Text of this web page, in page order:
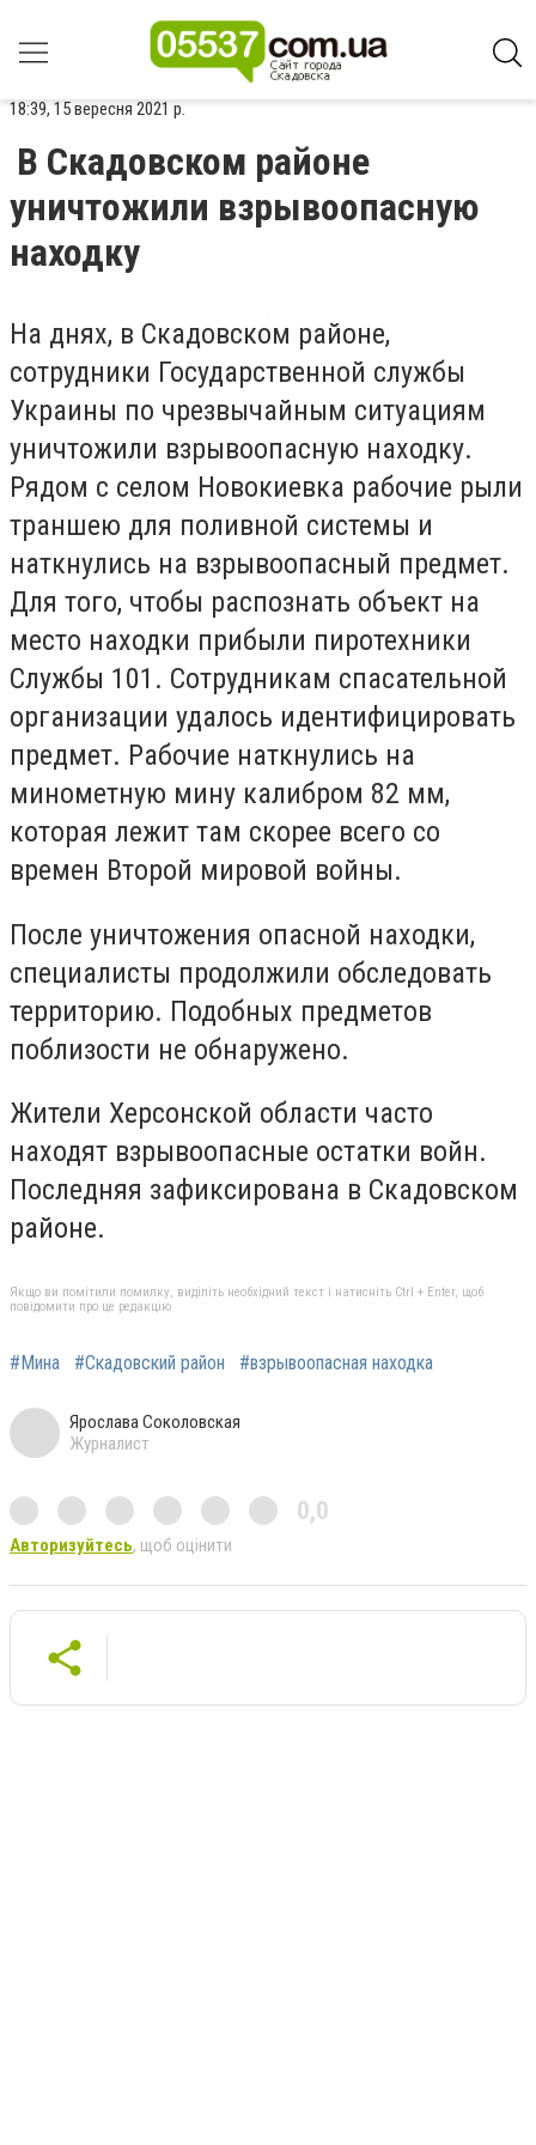
18:39, 15 вересня 2021 р.
В Скадовском районе
уничтожили взрывоопасную
находку
На днях, в Скадовском районе,
сотрудники Государственной службы
Украины по чрезвычайным ситуациям
уничтожили взрывоопасную находку.
Рядом с селом Новокиевка рабочие рыли
траншею для поливной системы и
наткнулись на взрывоопасный предмет.
Для того, чтобы распознать объект на
место находки прибыли пиротехники
Службы 101. Сотрудникам спасательной
организации удалось идентифицировать
предмет. Рабочие наткнулись на
минометную мину калибром 82 мм,
которая лежит там скорее всего со
времен Второй мировой войны.
После уничтожения опасной находки,
специалисты продолжили обследовать
территорию. Подобных предметов
поблизости не обнаружено.
Жители Херсонской области часто
находят взрывоопасные остатки войн.
Последняя зафиксирована в Скадовском
районе.
Якщо ви помітили помилку, виділіть необхідний текст і натисніть Ctrl + Enter, щоб
повідомити про це редакцію
#Мина #Скадовский район #взрывоопасная находка
Ярослава Соколовская
Журналист
0,0
Авторизуйтесь, щоб оцінити